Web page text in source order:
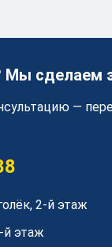
Мы сделаем
—
2-й этаж
й этаж